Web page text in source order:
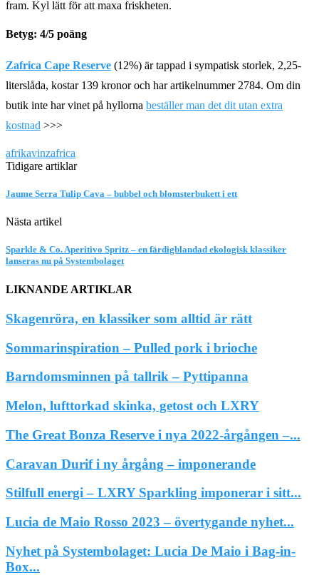
fram. Kyl lätt för att maxa friskheten.
Betyg: 4/5 poäng
Zafrica Cape Reserve (12%) är tappad i sympatisk storlek, 2,25-
literslåda, kostar139 kronor och har artikelnummer 2784. Om din
butik inte har vinet på hyllorna beställer man det dit utan extra
kostnad >>>
afrikavinzafrica
Tidigare artiklar
Jaume Serra Tulip Cava – bubbel och blomsterbukett i ett
Nästa artikel
Sparkle & Co. Aperitivo Spritz – en färdigblandad ekologisk klassiker
lanseras nu på Systembolaget
LIKNANDE ARTIKLAR
Skagenröra, en klassiker som alltid är rätt
Sommarinspiration – Pulled pork i brioche
Barndomsminnen på tallrik – Pyttipanna
Melon, lufttorkad skinka, getost och LXRY
The Great Bonza Reserve i nya 2022-årgången –...
Caravan Durif i ny årgång – imponerande
Stilfull energi – LXRY Sparkling imponerar i sitt...
Lucia de Maio Rosso 2023 – övertygande nyhet...
Nyhet på Systembolaget: Lucia De Maio i Bag-in-
Box...